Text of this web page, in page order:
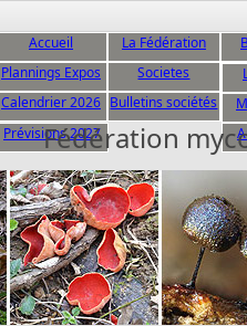
Accueil La Fédération
Plannings Expos Societes
Calendrier 2026
Prévisions 2027
Bulletins sociétés
Fédération